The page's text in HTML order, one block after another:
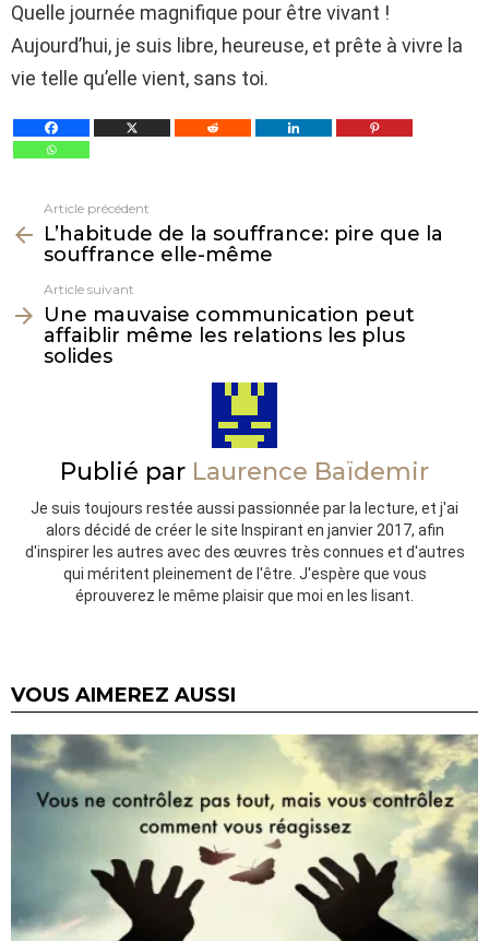
Quelle journée magnifique pour être vivant !
Aujourd’hui, je suis libre, heureuse, et prête à vivre la
vie telle qu’elle vient, sans toi.
plus
Article précédent
L’habitude de la souffrance: pire que la
souffrance elle-même
Article suivant
Une mauvaise communication peut
affaiblir même les relations les plus
solides
Publié par Laurence Baïdemir
Je suis toujours restée aussi passionnée par la lecture, et j'ai
alors décidé de créer le site Inspirant en janvier 2017, afin
d'inspirer les autres avec des œuvres très connues et d'autres
qui méritent pleinement de l'être. J'espère que vous
éprouverez le même plaisir que moi en les lisant.
VOUS AIMEREZ AUSSI